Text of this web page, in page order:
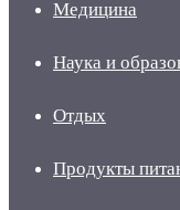
Медицина
Наука и
Отдых
Продукты